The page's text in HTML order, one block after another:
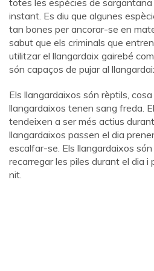
totes les espècies de sargantana
instant. Es diu que algunes
tan bones per ancorar-se en
sabut que els criminals que
utilitzar el llangardaix gairebé
són capaços de pujar al
Els llangardaixos són rèptils,
llangardaixos tenen sang freda.
tendeixen a ser més actius
llangardaixos passen el dia
escalfar-se. Els llangardaixos
recarregar les piles durant el dia
nit.